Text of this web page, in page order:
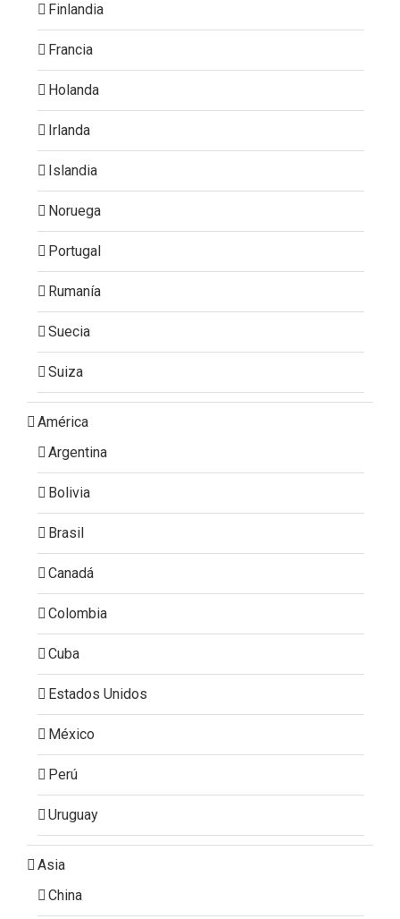
Finlandia
Francia
Holanda
Irlanda
Islandia
Noruega
Portugal
Rumanía
Suecia
Suiza
América
Argentina
Bolivia
Brasil
Canadá
Colombia
Cuba
Estados Unidos
México
Perú
Uruguay
Asia
China